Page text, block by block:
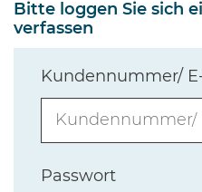
Bitte loggen Sie sich
verfassen
Kundennummer/
Passwort